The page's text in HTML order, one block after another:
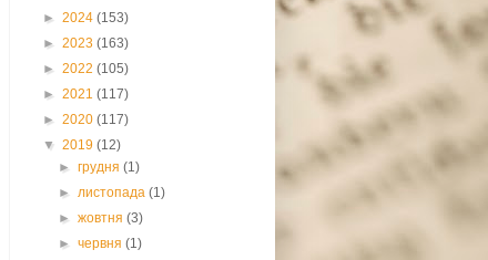
► 2024 (153)
► 2023 (163)
► 2022 (105)
► 2021 (117)
► 2020 (117)
▼ 2019 (12)
►грудня(1)
►листопада(1)
►жовтня(3)
►червня(1)